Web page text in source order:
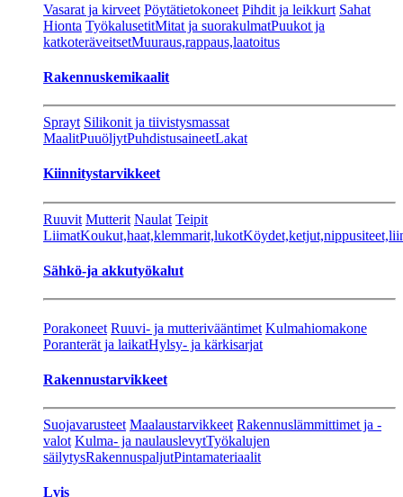
Vasarat ja kirveet Pöytätietokoneet Pihdit ja leikkurt Sahat
Hionta TyökalusetitMitat ja suorakulmatPuukot ja
katkoteräveitsetMuuraus,rappaus,laatoitus
Rakennuskemikaalit
Sprayt Silikonit ja tiivistysmassat
MaalitPuuöljytPuhdistusaineetLakat
Kiinnitystarvikkeet
Ruuvit Mutterit Naulat Teipit
LiimatKoukut,haat,klemmarit,lukot
Sähkö-ja akkutyökalut
Porakoneet Ruuvi- ja mutterivääntimet Kulmahiomakone
Poranterät ja laikatHylsy- ja kärkisarjat
Rakennustarvikkeet
Suojavarusteet Maalaustarvikkeet Rakennuslämmittimet ja -
valot Kulma- ja naulauslevytTyökalujen
säilytysRakennuspaljutPintamateriaalit
Lvis